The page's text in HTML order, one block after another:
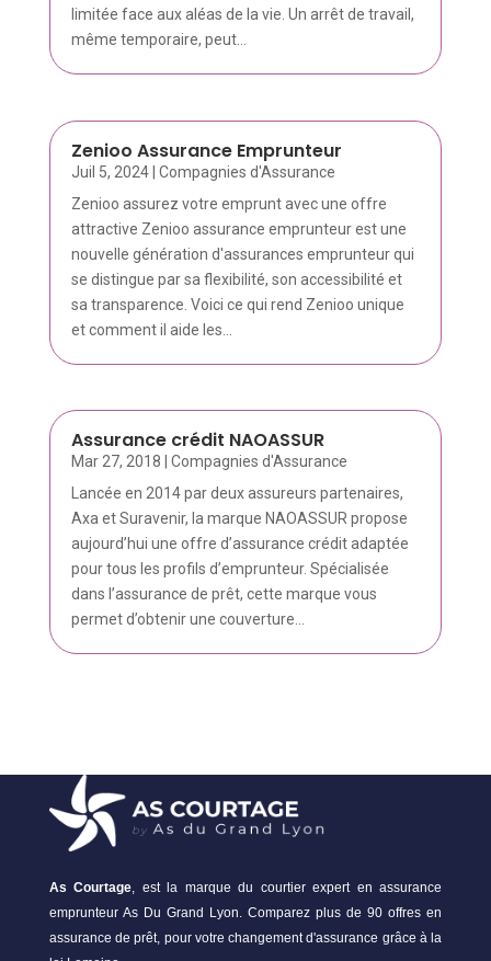
limitée face aux aléas de la vie. Un arrêt de travail,
même temporaire, peut...
Zenioo Assurance Emprunteur
Juil 5, 2024| Compagnies d'Assurance
Zenioo assurez votre emprunt avec une offre
attractive Zenioo assurance emprunteur est une
nouvelle génération d'assurances emprunteur qui
se distingue par sa flexibilité, son accessibilité et
sa transparence. Voici ce qui rend Zenioo unique
et comment il aide les...
Assurance crédit NAOASSUR
Mar 27, 2018
Compagnies d'Assurance
Lancée en 2014 par deux assureurs partenaires,
Axa et Suravenir, la marque NAOASSUR propose
aujourd’hui une offre d’assurance crédit adaptée
pour tous les profils d’emprunteur. Spécialisée
dans l’assurance de prêt, cette marque vous
permet d’obtenir une couverture...
As Courtage, est la marque du courtier expert en assurance
emprunteur As Du Grand Lyon. Comparez plus de 90 offres en
assurance de prêt, pour votre changement d'assurance grâce à la